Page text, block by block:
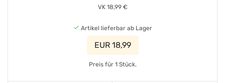
VK 18,99 €
Artikel lieferbar ab Lager
EUR 18,99
Preis für 1 Stück.